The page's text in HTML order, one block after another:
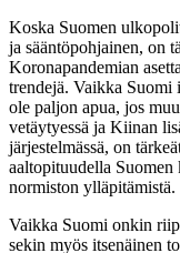
Koska Suomen
ja sääntöpohjainen, on
Koronapandemian
trendejä. Vaikka Suomi
ole paljon apua, jos
vetäytyessä ja Kiinan
järjestelmässä, on
aaltopituudella Suomen
normiston ylläpitämistä.
Vaikka Suomi onkin
sekin myös itsenäinen